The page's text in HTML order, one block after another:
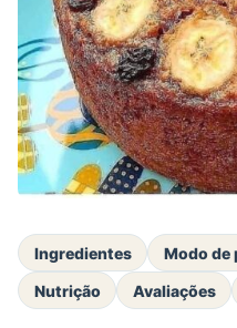
Ingredientes Modo de
Nutrição
Avaliações